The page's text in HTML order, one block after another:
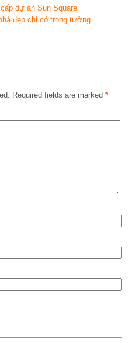
dự án Sun Square
đẹp chỉ có trong tưởng
Required fields are marked *